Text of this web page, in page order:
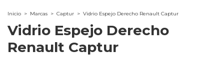
Inicio > Marcas > Captur > Vidrio Espejo Derecho Renault Captur
Vidrio Espejo Derecho
Renault Captur